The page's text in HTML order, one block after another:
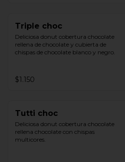
Triple choc
Deliciosa donut cobertura chocolate
rellena de chocolate y cubierta de
chispas de chocolate blanco y negro.
$1.150
Tutti choc
Deliciosa donut cobertura chocolate
rellena chocolate con chispas
multicores.